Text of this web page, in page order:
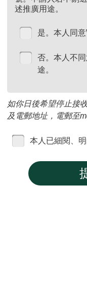
述推廣用途。
是。本人同
否。本人不
途。
如你日後希望停止接
及電郵地址，電郵至
本人已細閱、